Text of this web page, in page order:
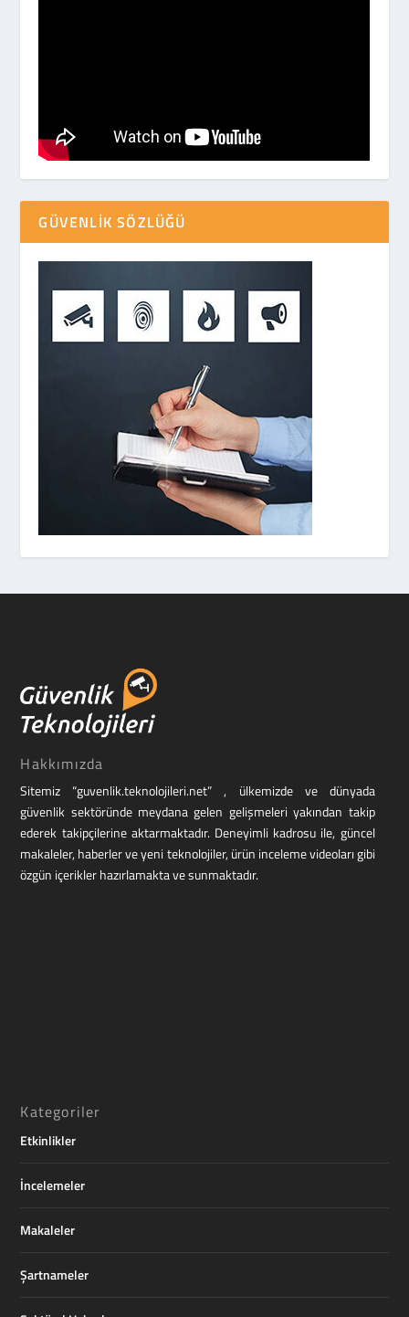
GÜVENLIK SÖZLÜĞÜ
Hakkımızda
Sitemiz “guvenlik.teknolojileri.net” , ülkemizde ve dünyada
güvenlik sektöründe meydana gelen gelişmeleri yakından takip
ederek takipçilerine aktarmaktadır. Deneyimli kadrosu ile, güncel
makaleler, haberler ve yeni teknolojiler, ürün inceleme videoları gibi
özgün içerikler hazırlamakta ve sunmaktadır.
Kategoriler
Etkinlikler
İncelemeler
Makaleler
Şartnameler